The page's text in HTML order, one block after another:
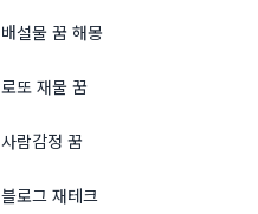
배설물 꿈 해몽
로또 재물 꿈
사람감정 꿈
블로그 재테크